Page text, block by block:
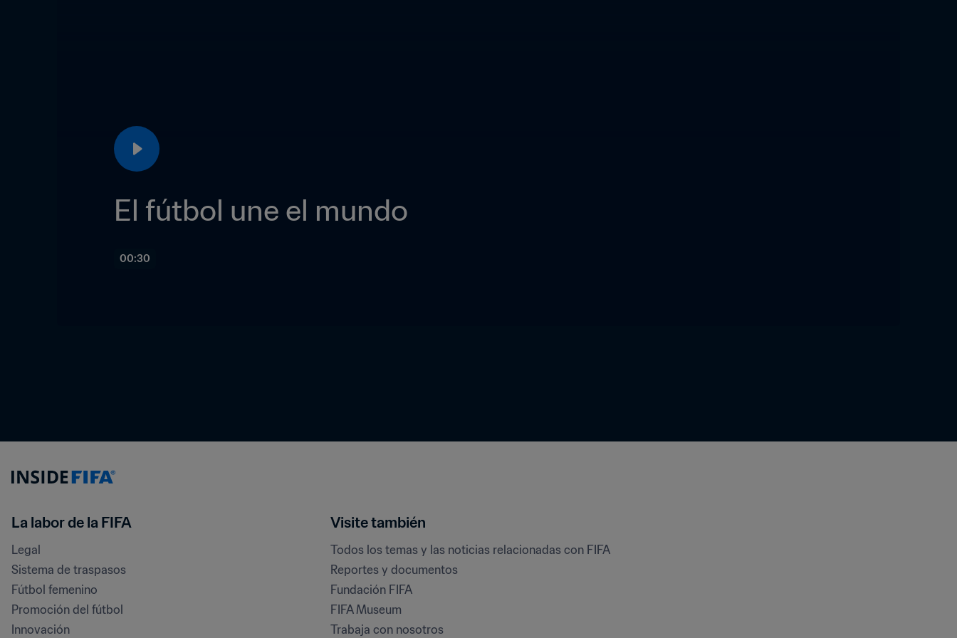
El fútbol une el mundo
00:30
La labor de la FIFA
Legal
Sistema de traspasos
Fútbol femenino
Promoción del fútbol
Innovación
Visite también
Todos los temas y las noticias relacionadas con FIFA
Reportes y documentos
Fundación FIFA
FIFA Museum
Trabaja con nosotros